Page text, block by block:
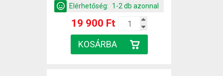
Elérhetőség: 1-2 db azonnal
19 900 Ft